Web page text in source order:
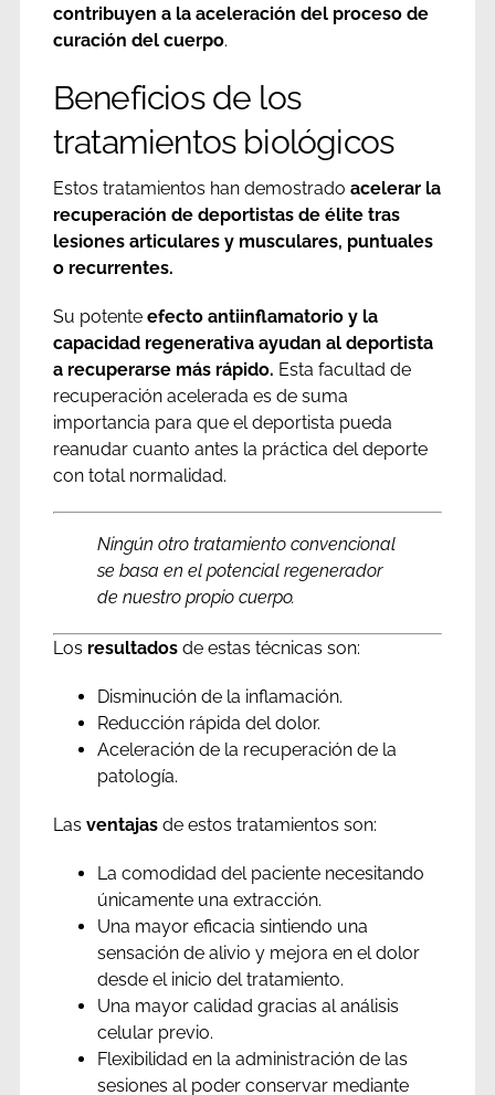
contribuyen a la aceleración del proceso de
curación del cuerpo.
Beneficios de los
tratamientos biológicos
Estos tratamientos han demostrado acelerar la
recuperación de deportistas de élite tras
lesiones articulares y musculares, puntuales
o recurrentes.
Su potente efecto antiinflamatorio y la
capacidad regenerativa ayudan al deportista
a recuperarse más rápido. Esta facultad de
recuperación acelerada es de suma
importancia para que el deportista pueda
reanudar cuanto antes la práctica del deporte
con total normalidad.
Ningún otro tratamiento convencional
se basa en el potencial regenerador
de nuestro propio cuerpo.
Los resultadosde estas técnicas son:
Disminución de la inflamación.
Reducción rápida del dolor.
Aceleración de la recuperación de la
patología.
Las ventajas de estos tratamientos son:
La comodidad del paciente necesitando
únicamente una extracción.
Una mayor eficacia sintiendo una
sensación de alivio y mejora en el dolor
desde el inicio del tratamiento.
Una mayor calidad gracias al análisis
celular previo.
Flexibilidad en la administración de las
sesiones al poder conservar mediante